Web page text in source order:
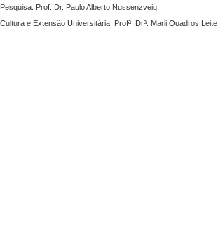
Pesquisa: Prof. Dr. Paulo Alberto Nussenzveig
Cultura e Extensão Universitária: Profª. Drª. Marli Quadros Leite